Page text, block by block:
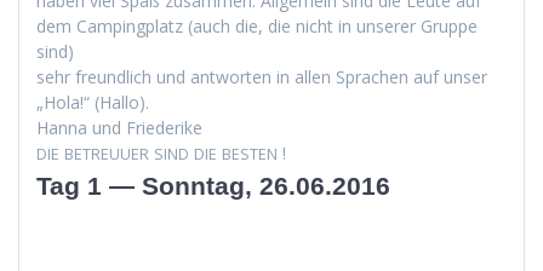
dem Camp­ing­platz (auch die, die nicht in unser­er Gruppe
sind)
sehr fre­undlich und antworten in allen Sprachen auf unser
„Hola!“ (Hal­lo).
Han­na und Friederike
DIE BETREUUER SIND DIE BESTEN !
Tag 1 — Sonntag, 26.06.2016